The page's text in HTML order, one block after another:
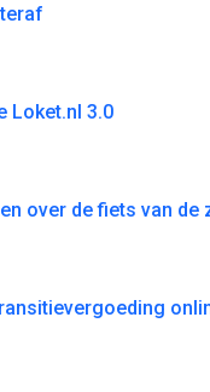
Loket.nl 3.0
over de fiets van de